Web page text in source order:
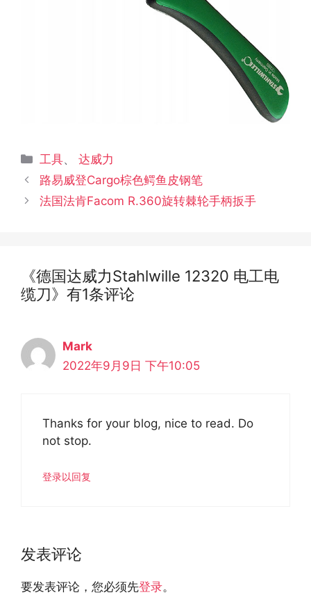
分
类
工具、达威力
文
章
路易威登Cargo棕色鳄鱼皮钢笔
法国法肯Facom R.360旋转棘轮手柄扳手
《德国达威力Stahlwille 12320 电工电
缆刀》有1条评论
Mark
2022年9月9日 下午10:05
Thanks for your blog, nice to read. Do
not stop.
登录以回复
发表评论
要发表评论，您必须先登录。